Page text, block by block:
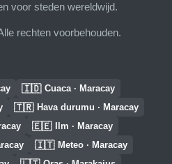
voor steden wereldwijd.
rechten voorbehouden.
🇮🇩 Cuaca · Maracay
🇹🇷 Hava durumu · Maracay
🇪🇪 Ilm · Maracay
🇮🇹 Meteo · Maracay